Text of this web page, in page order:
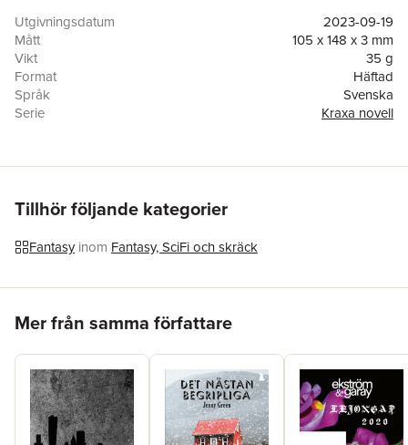
JENNY GREEN skriver gärna om mötet mellan det ytterst
vardagliga och det mest besynnerliga. DET HÄR ÄR MITT NU
är hennes andra novell på Kraxa förlag efter kritikerrosade DET
NÄSTAN BEGRIPLIGA.
"I Greens prosa får vardagslunken samexistera med
världsrymden" - Per Klingberg, SvD, om Det nästan begripliga.
fantastiknoveller.
Utgivningsdatum
2023-09-19
Mått
105 x 148 x 3 mm
Vikt
35 g
Format
Häftad
Språk
Svenska
Serie
Kraxa novell
ISBN
9789198818666
Tillhör följande kategorier
Fantasy inom Fantasy, SciFi och skräck
Mer från samma författare